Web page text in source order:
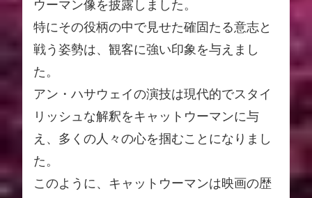
ウーマン像を披露しました。
特にその役柄の中で見せた確固たる意志と
戦う姿勢は、観客に強い印象を与えまし
た。
アン・ハサウェイの演技は現代的でスタイ
リッシュな解釈をキャットウーマンに与
え、多くの人々の心を掴むことになりまし
た。
このように、キャットウーマンは映画の歴